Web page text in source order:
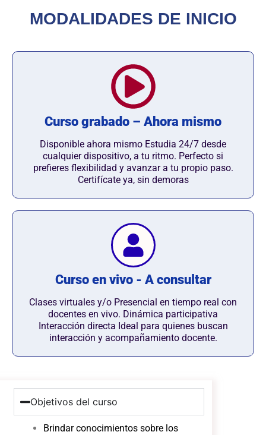
MODALIDADES DE INICIO
Curso grabado – Ahora mismo
Disponible ahora mismo Estudia 24/7 desde
cualquier dispositivo, a tu ritmo. Perfecto si
prefieres flexibilidad y avanzar a tu propio paso.
Certifícate ya, sin demoras
Curso en vivo - A consultar
Clases virtuales y/o Presencial en tiempo real con
docentes en vivo. Dinámica participativa
Interacción directa Ideal para quienes buscan
interacción y acompañamiento docente.
Objetivos del curso
Brindar conocimientos sobre los